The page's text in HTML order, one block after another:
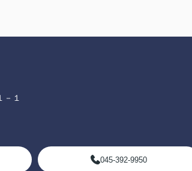
－１
045-392-9950